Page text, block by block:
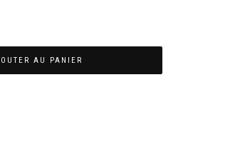
AU PANIER